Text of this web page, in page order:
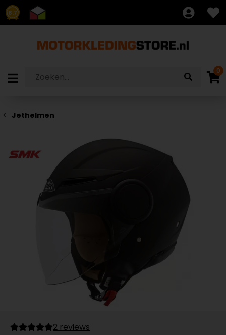
8.7
0
Jethelmen
2 reviews